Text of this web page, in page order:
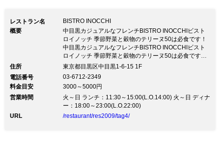
力派シェフによる料理とワインで、楽し
いひと時をお過ごしください。
レストラン名
BISTRO INOCCHI
概要
中目黒カジュアルなフレンチBISTRO INOCCHIビスト
ロイノッチ 季節野菜と穀物のテリーヌ50は必食です！
中目黒カジュアルなフレンチBISTRO INOCCHIビスト
ロイノッチ 季節野菜と穀物のテリーヌ50は必食です！
≪東急東横線／地下鉄日比谷線 中目黒駅 徒歩7分≫ 席
ざいます。 感染症予防のため、入店時の検温を行って
おります。 また、37.5℃以上の方は入店をお断りさせ
ていただく場合がございます。 ご了承くださいませ。
住所
東京都目黒区中目黒1-6-15 1F
電話番号
03-6712-2349
料金目安
3000～5000円
営業時間
火～日 ランチ：11:30～15:00(L.O.14:00) 火～日 ディナ
ー：18:00～23:00(L.O.22:00)
URL
/restaurant/res2009/tag4/